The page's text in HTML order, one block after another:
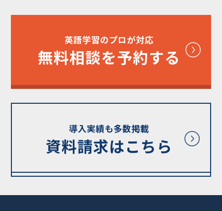
英語学習のプロが対応
無料相談を予約する
導入実績も多数掲載
資料請求はこちら